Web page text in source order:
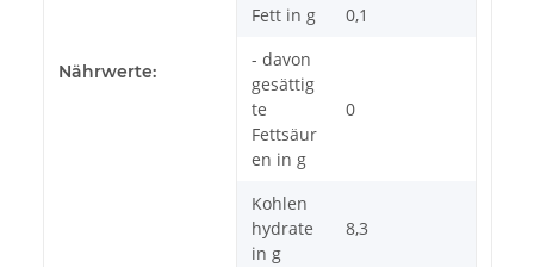
Nährwerte:
Fett in g
0,1
- davon
gesättig
te
Fettsäur
en in g
0
Kohlen
hydrate
in g
8,3